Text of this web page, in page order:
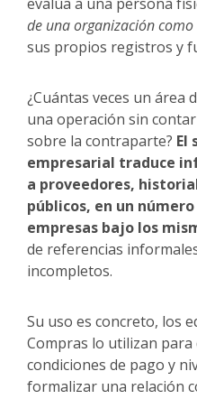
de una organización
sus propios registros y
¿Cuántas veces un área
una operación sin
sobre la contraparte? El
empresarial traduce
a proveedores,
públicos, en un
empresas bajo los
de referencias
incompletos.
Su uso es concreto, los
Compras lo utilizan
condiciones de pago y
formalizar una relación